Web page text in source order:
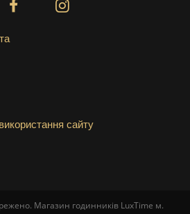
сайту
Магазин годинників LuxTime м.